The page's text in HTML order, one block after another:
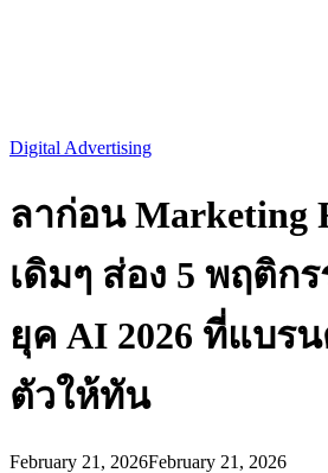
Digital Advertising
ลาก่อน Marketing
เดิมๆ ส่อง 5 พฤติกร
ยุค AI 2026 ที่แบร
ตัวให้ทัน
February 21, 2026February 21, 2026